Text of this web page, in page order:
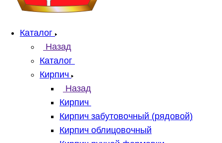
Каталог
Назад
Каталог
Кирпич
Назад
Кирпич
Кирпич забутовочный (рядовой)
Кирпич облицовочный